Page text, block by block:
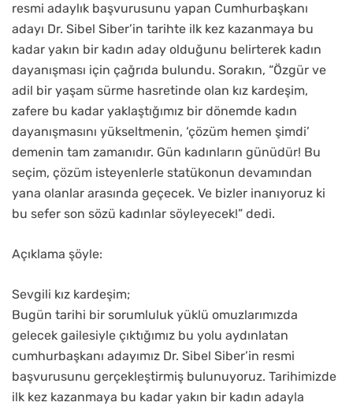
resmi adaylık başvurusunu yapan Cumhurbaşkanı
adayı Dr. Sibel Siber’in tarihte ilk kez kazanmaya bu
kadar yakın bir kadın aday olduğunu belirterek kadın
dayanışması için çağrıda bulundu. Sorakın, “Özgür ve
adil bir yaşam sürme hasretinde olan kız kardeşim,
zafere bu kadar yaklaştığımız bir dönemde kadın
dayanışmasını yükseltmenin, ‘çözüm hemen şimdi’
demenin tam zamanıdır. Gün kadınların günüdür! Bu
seçim, çözüm isteyenlerle statükonun devamından
yana olanlar arasında geçecek. Ve bizler inanıyoruz ki
bu sefer son sözü kadınlar söyleyecek!” dedi.
Açıklama şöyle:
Sevgili kız kardeşim;
Bugün tarihi bir sorumluluk yüklü omuzlarımızda
gelecek gailesiyle çıktığımız bu yolu aydınlatan
cumhurbaşkanı adayımız Dr. Sibel Siber’in resmi
başvurusunu gerçekleştirmiş bulunuyoruz. Tarihimizde
ilk kez kazanmaya bu kadar yakın bir kadın adayla